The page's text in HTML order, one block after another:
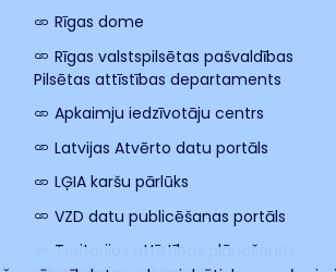
Rīgas dome
Rīgas valstspilsētas pašvaldības
Pilsētas attīstības departaments
Apkaimju iedzīvotāju centrs
Latvijas Atvērto datu portāls
LĢIA karšu pārlūks
VZD datu publicēšanas portāls
Teritorijas attīstības plānošanas